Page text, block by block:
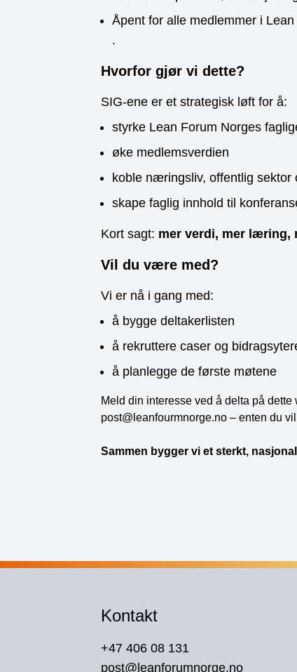
Åpent for alle medlemmer i
.
Hvorfor gjør vi dette?
SIG-ene er et strategisk løft for å:
styrke Lean Forum Norges
øke medlemsverdien
koble næringsliv, offentlig sektor
skape faglig innhold til
Kort sagt: mer verdi, mer læring,
Vil du være med?
Vi er nå i gang med:
å bygge deltakerlisten
å rekruttere caser og
å planlegge de første møtene
Meld din interesse ved å delta på dette
post@leanfourmnorge.no – enten du
Sammen bygger vi et sterkt,
Kontakt
+47 406 08 131
post@leanforumnorge.no